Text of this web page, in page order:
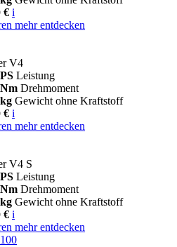
€ i
mehr entdecken
V4
Leistung
Drehmoment
Gewicht ohne Kraftstoff
€ i
mehr entdecken
V4 S
Leistung
Drehmoment
Gewicht ohne Kraftstoff
€ i
mehr entdecken